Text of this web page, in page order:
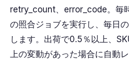
retry_count、error_code。毎
の照合ジョブを実行し、毎日
します。出荷で0.5％以上、
上の変動があった場合に自動